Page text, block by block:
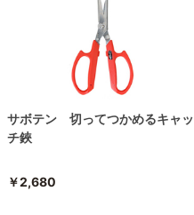
サボテン 切ってつかめるキャッ
チ鋏
￥2,680